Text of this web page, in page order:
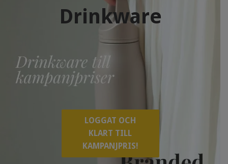
Drinkware
LOGGAT OCH
KLART TILL
KAMPANJPRIS!